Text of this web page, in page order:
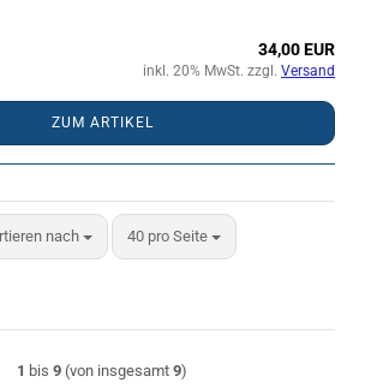
34,00 EUR
inkl. 20% MwSt. zzgl. Versand
ZUM ARTIKEL
nach
nach 40 pro Seite
pro Seite
1 bis 9 (von insgesamt 9)